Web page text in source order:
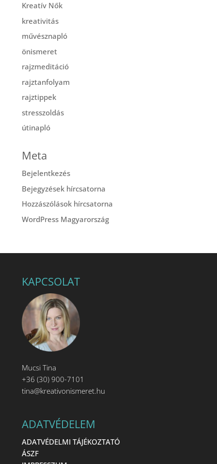
Kreatív Nők
kreativitás
művésznapló
önismeret
rajzmeditáció
rajztanfolyam
rajztippek
stresszoldás
útinapló
Meta
Bejelentkezés
Bejegyzések hírcsatorna
Hozzászólások hírcsatorna
WordPress Magyarország
KAPCSOLAT
Mucsi Tina
+36 (30) 900-7101
tina@kreativonismeret.hu
ADATVÉDELEM
ADATVÉDELMI TÁJÉKOZTATÓ
ÁSZF